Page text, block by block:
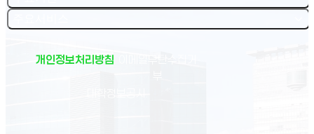
개인정보처리방침